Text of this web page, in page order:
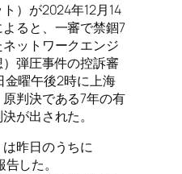
）が2024年12月14
ると、一審で禁錮7
ットワークエンジ
弾圧事件の控訴審
金曜午後2時に上海
判決である7年の有
が出された。
昨日のうちに
した。